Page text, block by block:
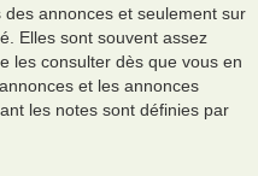
annonces et seulement sur
Elles sont souvent assez
les consulter dès que vous en
et les annonces
les notes sont définies par